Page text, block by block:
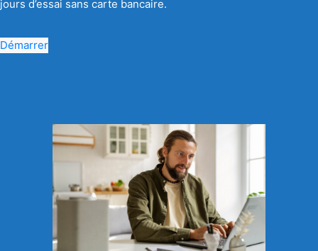
jours d’essai sans carte bancaire.
Démarrer